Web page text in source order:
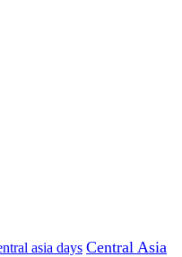
asia days Central Asia